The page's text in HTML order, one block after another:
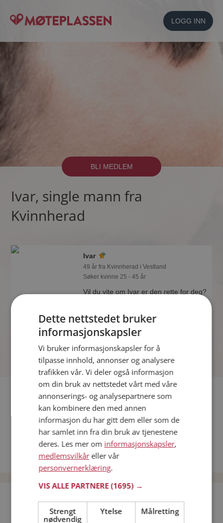
LOGG INN
BLI MEDLEM
Ivar, single mann fra
Kvinnherad
Ivar
49 år fra Kvinnherad i Vestland
Søker kvinne 25 - 45 år
Vil du vite om Ivar er den rette for deg?
treningsentusiast som deg selv?
Fler single
Flere singlemenn fra Kvinnherad :Hans,Olle,Helge
Kvinner fra Kvinnherad
Date kvinner i Norge
Date menn i Norge
Bli medlem gratis!
Dette nettstedet bruker
informasjonskapsler
Vi bruker informasjonskapsler for å
tilpasse innhold, annonser og analysere
trafikken vår. Vi deler også informasjon
om din bruk av nettstedet vårt med våre
annonserings- og analysepartnere som
kan kombinere den med annen
informasjon du har gitt dem eller som de
har samlet inn fra din bruk av tjenestene
deres. Les mer om informasjonskapsler,
medlemsvilkåreller vår
personvernerklæring.
VIS ALLE PARTNERE(1695) →
Strengt
nødvendig
Ytelse Målretting